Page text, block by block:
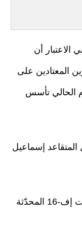
الاعتبار أن
المعتادين على
الحالي تأسس
عن السؤال الجنرال المتقاعد إسماعيل
"حتى لو استلمنا إف-35 فستصلنا على دفعات من طائرتين أو ثلاثة. تعتمد تركيا على مقاتلات إف-16 المحدّثة